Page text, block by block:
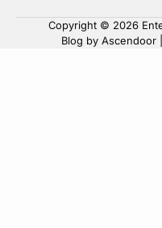
Copyright © 2026
Blog by Ascendoor|